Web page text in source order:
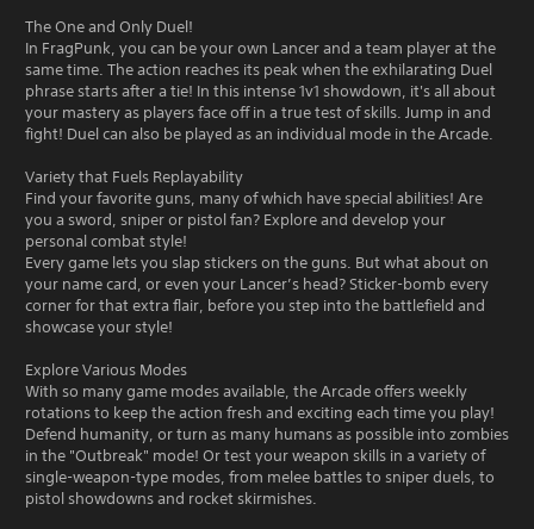
The One and Only Duel!
In FragPunk, you can be your own Lancer and a team player at the
same time. The action reaches its peak when the exhilarating Duel
phrase starts after a tie! In this intense 1v1 showdown, it's all about
your mastery as players face off in a true test of skills. Jump in and
fight! Duel can also be played as an individual mode in the Arcade.
Variety that Fuels Replayability
Find your favorite guns, many of which have special abilities! Are
you a sword, sniper or pistol fan? Explore and develop your
personal combat style!
Every game lets you slap stickers on the guns. But what about on
your name card, or even your Lancer’s head? Sticker-bomb every
corner for that extra flair, before you step into the battlefield and
showcase your style!
Explore Various Modes
With so many game modes available, the Arcade offers weekly
rotations to keep the action fresh and exciting each time you play!
Defend humanity, or turn as many humans as possible into zombies
in the "Outbreak" mode! Or test your weapon skills in a variety of
single-weapon-type modes, from melee battles to sniper duels, to
pistol showdowns and rocket skirmishes.